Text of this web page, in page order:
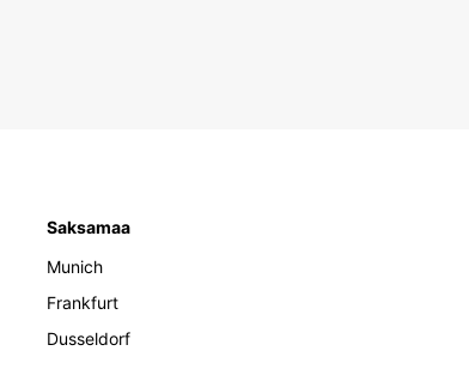
Saksamaa
Munich
Frankfurt
Dusseldorf